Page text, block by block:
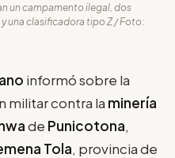
un campamento ilegal, dos
una clasificadora tipo Z / Foto:
informó sobre la
militar contra la minería
de Punicotona,
Tola, provincia de